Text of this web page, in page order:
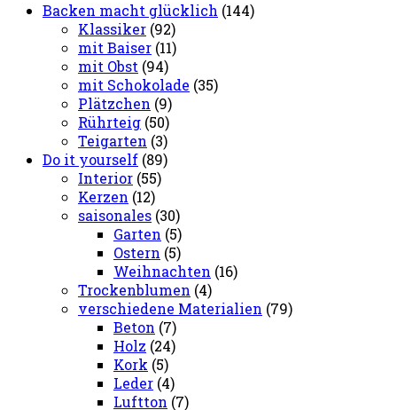
Backen macht glücklich (144)
Klassiker (92)
mit Baiser (11)
mit Obst (94)
mit Schokolade (35)
Plätzchen (9)
Rührteig (50)
Teigarten (3)
Do it yourself (89)
Interior (55)
Kerzen (12)
saisonales (30)
Garten (5)
Ostern (5)
Weihnachten (16)
Trockenblumen (4)
verschiedene Materialien (79)
Beton (7)
Holz (24)
Kork (5)
Leder (4)
Luftton (7)